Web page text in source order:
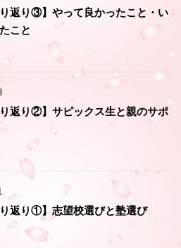
り返り③】やって良かったこと・い
こと
り返り②】サピックス生と親のサポ
り返り①】志望校選びと塾選び